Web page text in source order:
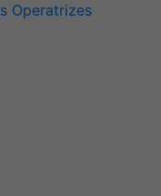
Operatrizes